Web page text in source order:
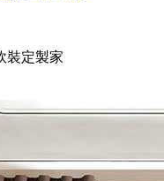
裝定製家